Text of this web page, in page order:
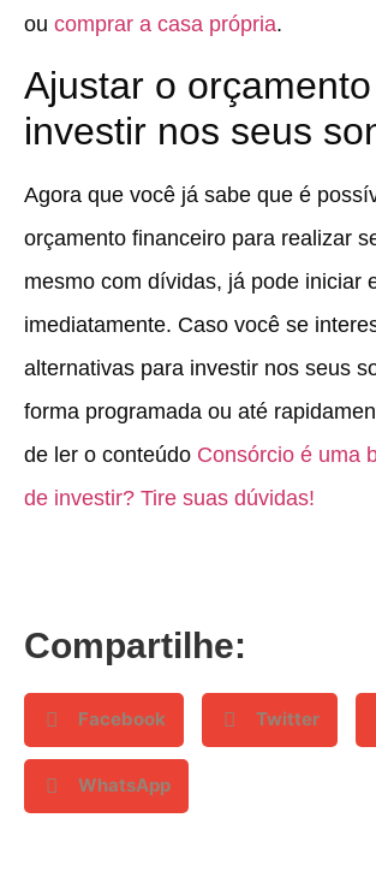
ou comprar a casa própria.
Ajustar o
investir nos seus
Agora que você já sabe que é
orçamento financeiro para realizar
mesmo com dívidas, já pode iniciar
imediatamente. Caso você se
alternativas para investir nos seus
forma programada ou até
de ler o conteúdo Consórcio é uma
de investir? Tire suas dúvidas!
Compartilhe:
Facebook Twitter
WhatsApp